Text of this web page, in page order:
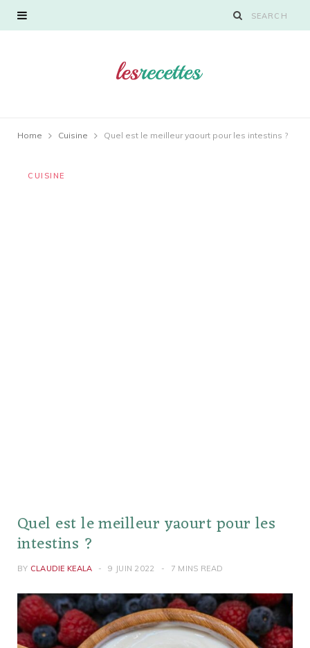
Home Cuisine Quel est le meilleur yaourt pour les intestins ?
CUISINE
Quel est le meilleur yaourt pour les
intestins ?
BY CLAUDIE KEALA 9 JUIN 2022 7 MINS READ